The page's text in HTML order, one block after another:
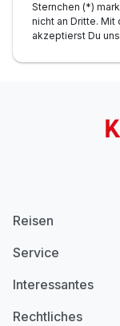
Sternchen (*)
nicht an Dritte. Mit
akzeptierst Du
Reisen
Service
Interessantes
Rechtliches